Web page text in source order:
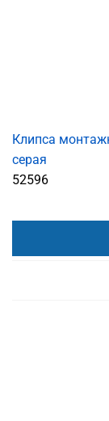
Клипса
серая
52596